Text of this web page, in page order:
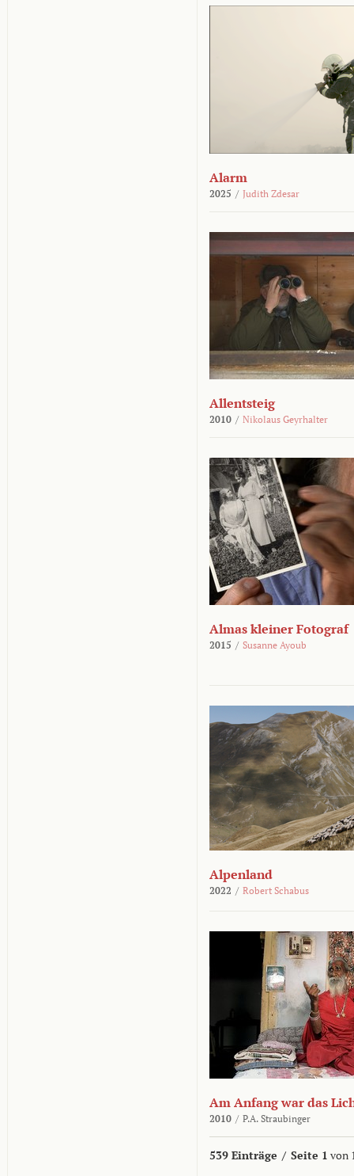
Alarm
2025 / Judith Zdesar
Allentsteig
2010 / Nikolaus Geyrhalter
Almas kleiner Fotograf
2015 / Susanne Ayoub
Alpenland
2022 / Robert Schabus
Am Anfang war das
2010 / P.A. Straubinger
539 Einträge / Seite 1 von